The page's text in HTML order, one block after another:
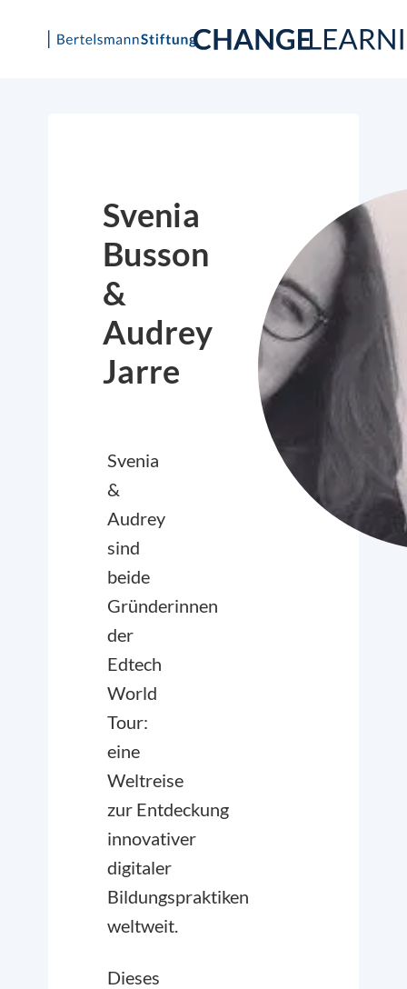
Svenia
Busson
&
Audrey
Jarre
Svenia
&
Audrey
sind
beide
Gründerinnen
der
Edtech
World
Tour:
eine
Weltreise
zur Entdeckung
innovativer
digitaler
Bildungspraktiken
weltweit.
Dieses